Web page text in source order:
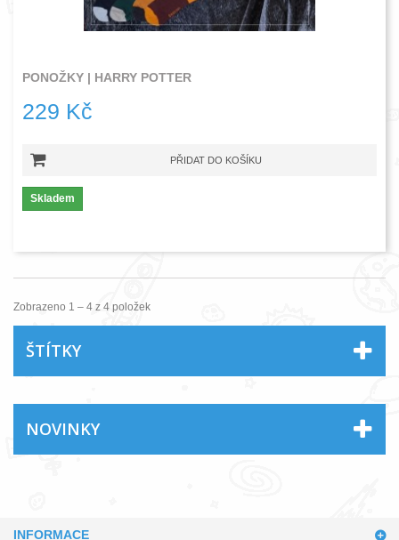
PONOŽKY | HARRY POTTER
229 Kč
PŘIDAT DO KOŠÍKU
Skladem
Zobrazeno 1 – 4 z 4 položek
ŠTÍTKY
NOVINKY
INFORMACE